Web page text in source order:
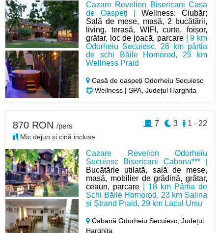
Cazare Revelion Bisericani Casa
de Oaspeți |Wellness: Ciubăr;
Sală de mese, masă, 2 bucătării,
living, terasă, WIFI, curte, foișor,
grătar, loc de joacă, parcare| 9 km
Odorheiu Secuiesc, 26 km pârtia
de schi Băile Homorod, 25 km
Wellness Praid
Casă de oaspeți Odorheiu Secuiesc
Wellness | SPA, Județul Harghita
Cazare Revelion Odorheiu
Secuiesc Bisericani Cabana*** |
Bucătărie utilată, sală de mese,
masă, mobilier de grădină, grătar,
ceaun, parcare | 18 km Pârtia de
Schi Băile Homorod, 23 km Salina
și Ștrand Praid, 29 km Lacul Ursu
Cabană Odorheiu Secuiesc,Județul
Harghita
870 RON /pers
Mic dejun și cină incluse
1 - 22
3
7